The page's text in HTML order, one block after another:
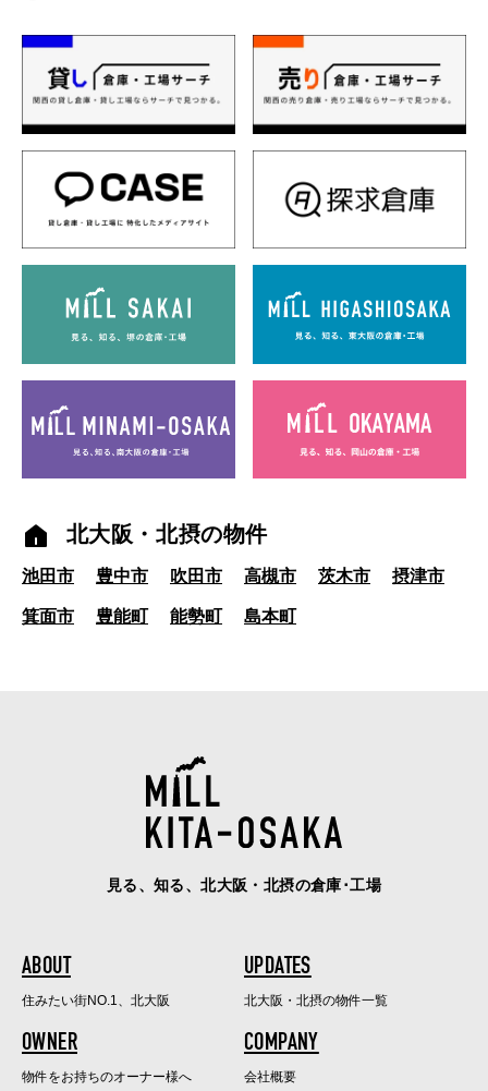
北大阪・北摂の物件
池田市 豊中市 吹田市 高槻市 茨木市 摂津市
箕面市 豊能町 能勢町 島本町
見る、知る、北大阪・北摂の倉庫･工場
ABOUT
住みたい街NO.1、北大阪
UPDATES
北大阪・北摂の物件一覧
OWNER
物件をお持ちのオーナー様へ
COMPANY
会社概要